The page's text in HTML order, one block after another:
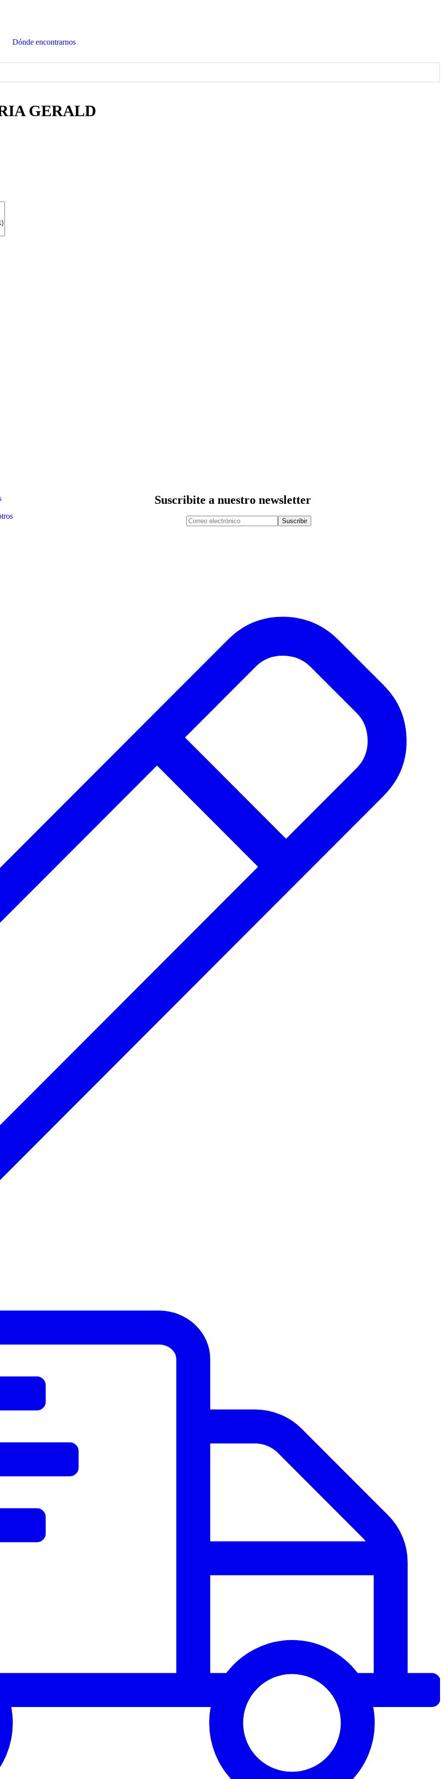
Dónde encontrarnos
GERALD
Suscribite a nuestro newsletter